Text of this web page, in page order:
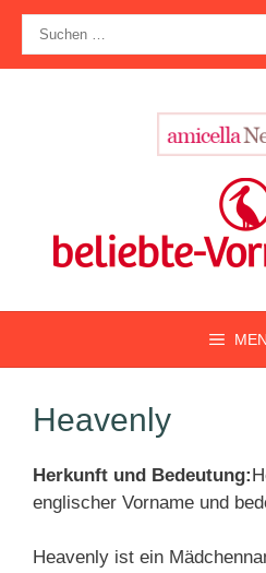
Zum
Inhalt
springen
nach:
Heavenly
Herkunft und Bedeutung:
englischer Vorname und
Heavenly ist ein